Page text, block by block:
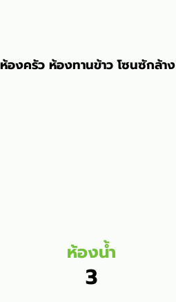
งครัว ห้องทานข้าว โซนซักล้าง
ห้องน้ำ
3